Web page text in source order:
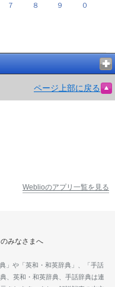
７ ８ ９ ０
ページ上部に戻る
Weblioのアプリ一覧を見る
みなさまへ
」や「英和・和英辞典」、「手話
、英和・和英辞典、手話辞典は連